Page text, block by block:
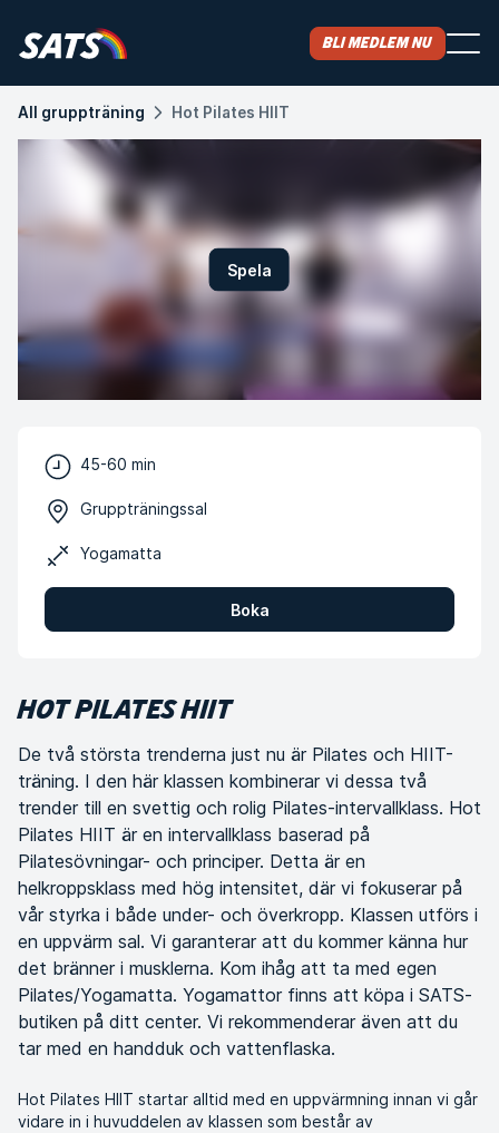
Bli medlem nu
All gruppträning Hot Pilates HIIT
Spela
45-60 min
Gruppträningssal
Yogamatta
Boka
HOT PILATES HIIT
De två största trenderna just nu är Pilates och HIIT-
träning. I den här klassen kombinerar vi dessa två
trender till en svettig och rolig Pilates-intervallklass. Hot
Pilates HIIT är en intervallklass baserad på
Pilatesövningar- och principer. Detta är en
helkroppsklass med hög intensitet, där vi fokuserar på
vår styrka i både under- och överkropp. Klassen utförs i
en uppvärm sal. Vi garanterar att du kommer känna hur
det bränner i musklerna. Kom ihåg att ta med egen
Pilates/Yogamatta. Yogamattor finns att köpa i SATS-
butiken på ditt center. Vi rekommenderar även att du
tar med en handduk och vattenflaska.
Hot Pilates HIIT startar alltid med en uppvärmning innan vi går
vidare in i huvuddelen av klassen som består av